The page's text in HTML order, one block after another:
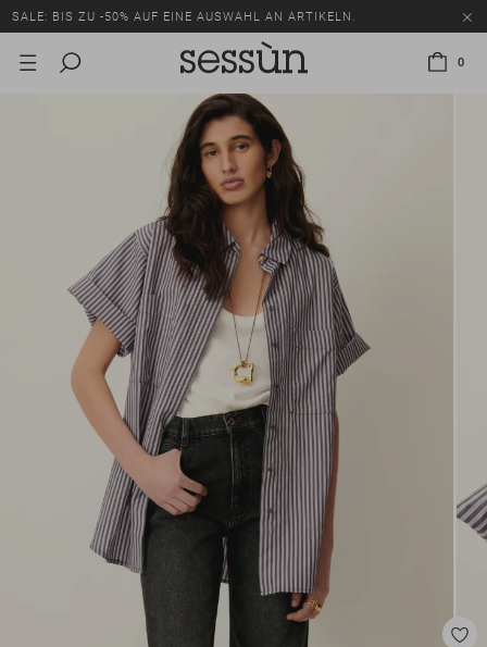
SALE: BIS ZU -50% AUF EINE AUSWAHL AN ARTIKELN.
0